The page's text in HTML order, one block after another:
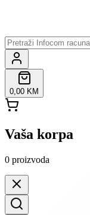
0,00 KM
Vaša korpa
0 proizvoda